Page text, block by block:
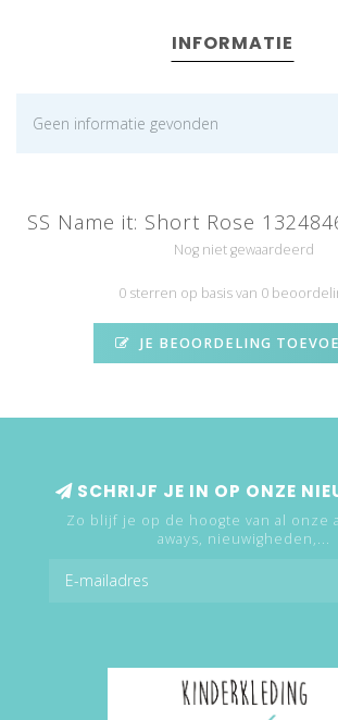
INFORMATIE
Geen informatie gevonden
SS Name it: Short Rose
Nog niet gewaardeerd
0 sterren op basis van 0
JE BEOORDELING
SCHRIJF JE IN OP ONZE
Zo blijf je op de hoogte van al onze
aways, nieuwigheden,...